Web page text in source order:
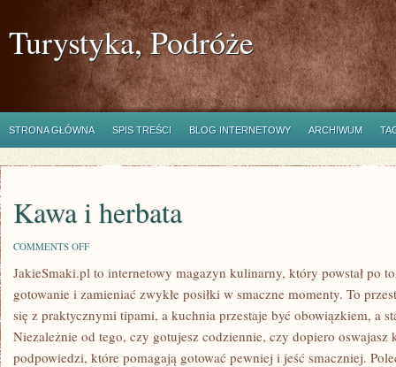
Turystyka, Podróże
STRONA GŁÓWNA SPIS TREŚCI BLOG INTERNETOWY ARCHIWUM
Kawa i herbata
COMMENTS OFFON
I
JakieSmaki.pl to internetowy magazyn kulinarny, który powstał po
gotowanie i zamieniać zwykłe posiłki w smaczne momenty. To
się z praktycznymi tipami, a kuchnia przestaje być obowiązkiem, a
Niezależnie od tego, czy gotujesz codziennie, czy dopiero oswajasz
podpowiedzi, które pomagają gotować pewniej i jeść smaczniej.